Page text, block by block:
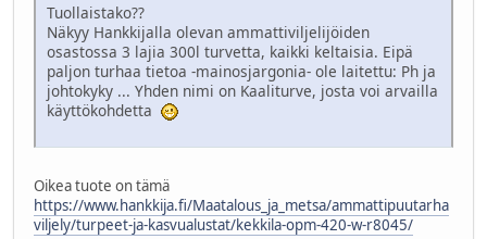
Tuollaistako??
Näkyy Hankkijalla olevan ammattiviljelijöiden
osastossa 3 lajia 300l turvetta, kaikki keltaisia. Eipä
paljon turhaa tietoa -mainosjargonia- ole laitettu: Ph ja
johtokyky ... Yhden nimi on Kaaliturve, josta voi arvailla
käyttökohdetta
Oikea tuote on tämä
https://www.hankkija.fi/Maatalous_ja_metsa/ammattipuutarha
viljely/turpeet-ja-kasvualustat/kekkila-opm-420-w-r8045/